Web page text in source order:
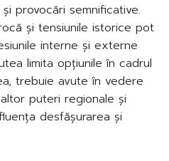
provocări semnificative.
și tensiunile istorice pot
interne și externe
limita opțiunile în cadrul
trebuie avute în vedere
puteri regionale și
desfășurarea și